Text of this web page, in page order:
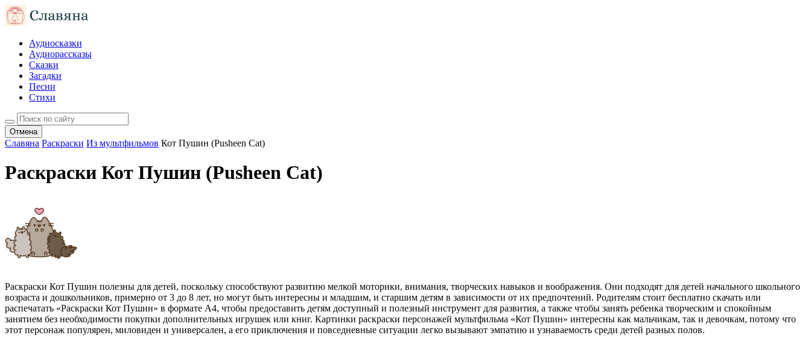
Аудиосказки
Аудиорассказы
Сказки
Загадки
Песни
Стихи
Отмена
Славяна Раскраски Из мультфильмов Кот Пушин (Pusheen Cat)
Раскраски Кот Пушин (Pusheen Cat)
Раскраски Кот Пушин полезны для детей, поскольку способствуют развитию мелкой моторики, внимания, творческих навыков и воображения. Они подходят для детей начального школьного
возраста и дошкольников, примерно от 3 до 8 лет, но могут быть интересны и младшим, и старшим детям в зависимости от их предпочтений. Родителям стоит бесплатно скачать или
распечатать «Раскраски Кот Пушин» в формате A4, чтобы предоставить детям доступный и полезный инструмент для развития, а также чтобы занять ребенка творческим и спокойным
занятием без необходимости покупки дополнительных игрушек или книг. Картинки раскраски персонажей мультфильма «Кот Пушин» интересны как мальчикам, так и девочкам, потому что
этот персонаж популярен, миловиден и универсален, а его приключения и повседневные ситуации легко вызывают эмпатию и узнаваемость среди детей разных полов.